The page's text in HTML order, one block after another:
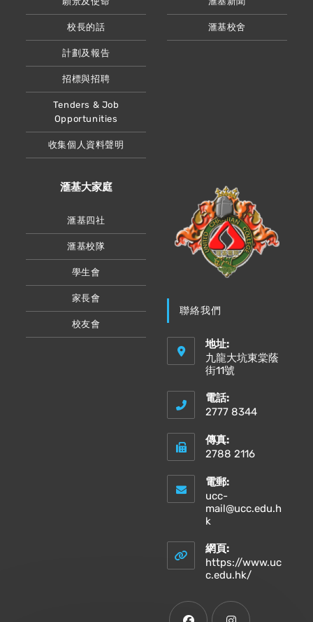
校長的話
計劃及報告
招標與招聘
Tenders & Job
Opportunities
收集個人資料聲明
滙基校舍
滙基大家庭
滙基四社
滙基校隊
學生會
家長會
校友會
聯絡我們
地址:
九龍大坑東棠蔭
街11號
電話:
2777 8344
傳真:
2788 2116
電郵:
ucc-
mail@ucc.edu.h
k
your
application
網頁:
https://www.uc
c.edu.hk/Opens